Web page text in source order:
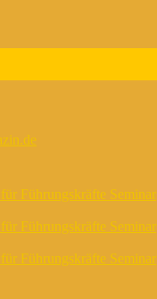
Führungskräfte Seminar
Führungskräfte Seminar
Führungskräfte Seminar